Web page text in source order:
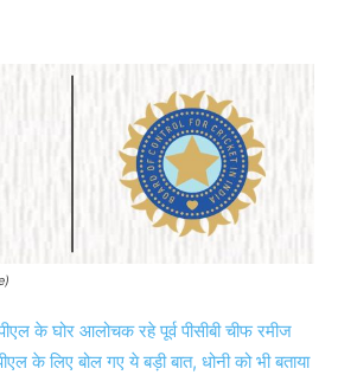
के घोर आलोचक रहे पूर्व पीसीबी चीफ रमीज
के लिए बोल गए ये बड़ी बात, धोनी को भी बताया